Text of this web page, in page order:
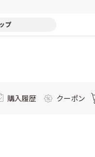
プ
購入履歴 クーポン